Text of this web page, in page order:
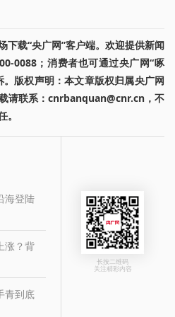
下载“央广网”客户端。欢迎提供新闻
0088；消费者也可通过央广网“啄
版权声明：本文章版权归属央广网
请联系：cnrbanquan@cnr.cn，不
海登陆
涨？背
青到底
长按二维码
关注精彩内容